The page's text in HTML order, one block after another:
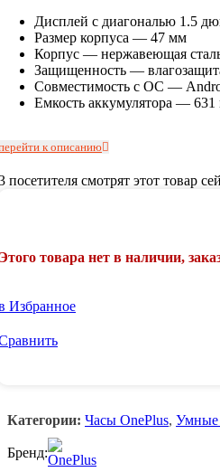
Дисплей с диагональю 1.5
Размер корпуса — 47 мм
Корпус — нержавеющая
Защищенность —
Совместимость с ОС —
Емкость аккумулятора —
к описанию
посетителя смотрят этот товар
товара нет в наличии,
Избранное
Категории: Часы OnePlus, Умные
Бренд: